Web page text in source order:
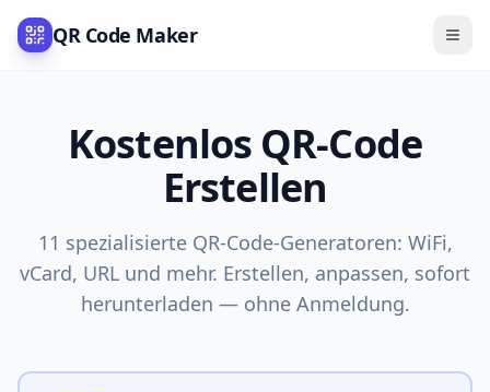
QR Code Maker
Kostenlos QR-Code
Erstellen
11 spezialisierte QR-Code-Generatoren: WiFi,
vCard, URL und mehr. Erstellen, anpassen, sofort
herunterladen — ohne Anmeldung.